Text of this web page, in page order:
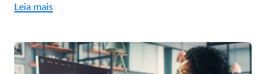
Leia mais